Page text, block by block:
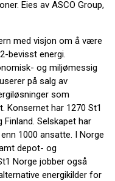
Eies av ASCO Group,
med visjon om å være
bevisst energi.
og miljømessig
på salg av
som
Konsernet har 1270 St1
Selskapet har
1000 ansatte. I Norge
depot- og
Norge jobber også
energikilder for